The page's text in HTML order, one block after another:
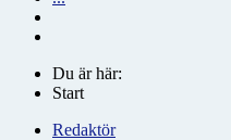
Du är här:
Start
Redaktör